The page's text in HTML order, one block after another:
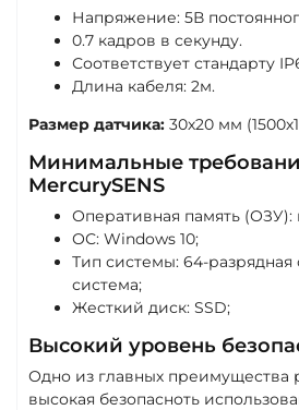
Напряжение: 5В
0.7 кадров в секунду.
Соответствует стандарту
Длина кабеля: 2м.
Размер датчика: 30х20 мм
Минимальные
MercurySENS
Оперативная память (ОЗУ):
ОС: Windows 10;
Тип системы: 64-
система;
Жесткий диск: SSD;
Высокий уровень
Одно из главных преимущества
высокая безопасноть